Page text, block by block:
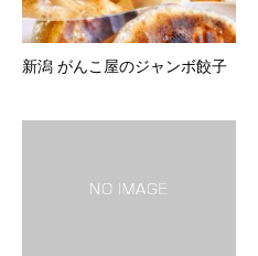
新潟 がんこ屋のジャンボ餃子